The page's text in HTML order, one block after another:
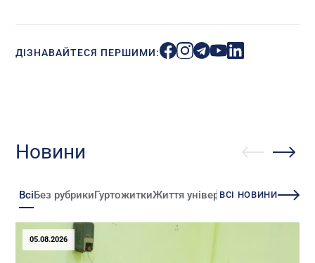
ДІЗНАВАЙТЕСЯ ПЕРШИМИ:
Новини
ВсіБез рубрикиГуртожиткиЖиття університетуЗміни
ВСІ НОВИНИ
05.08.2026